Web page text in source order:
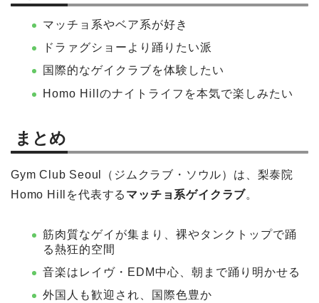
マッチョ系やベア系が好き
ドラァグショーより踊りたい派
国際的なゲイクラブを体験したい
Homo Hillのナイトライフを本気で楽しみたい
まとめ
Gym Club Seoul（ジムクラブ・ソウル）は、梨泰院
Homo Hillを代表する マッチョ系ゲイクラブ。
筋肉質なゲイが集まり、裸やタンクトップで踊
る熱狂的空間
音楽はレイヴ・EDM中心、朝まで踊り明かせる
外国人も歓迎され、国際色豊か